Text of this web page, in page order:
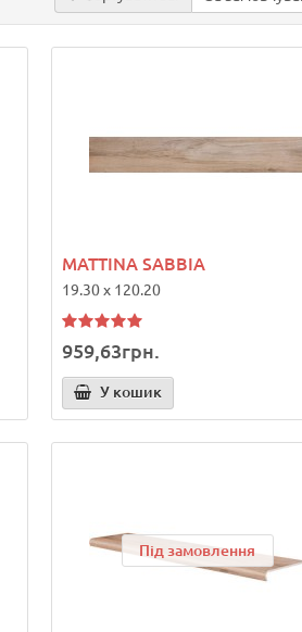
MATTINA SABBIA
19.30 x 120.20
959,63грн.
У кошик
Під замовлення